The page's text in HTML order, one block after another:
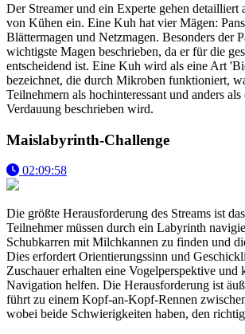
Der Streamer und ein Experte gehen detailliert
von Kühen ein. Eine Kuh hat vier Mägen:
Blättermagen und Netzmagen. Besonders der
wichtigste Magen beschrieben, da er für die
entscheidend ist. Eine Kuh wird als eine Art
bezeichnet, die durch Mikroben funktioniert,
Teilnehmern als hochinteressant und anders
Verdauung beschrieben wird.
Maislabyrinth-Challenge
02:09:58
Die größte Herausforderung des Streams ist
Teilnehmer müssen durch ein Labyrinth
Schubkarren mit Milchkannen zu finden und
Dies erfordert Orientierungssinn und
Zuschauer erhalten eine Vogelperspektive und
Navigation helfen. Die Herausforderung ist
führt zu einem Kopf-an-Kopf-Rennen
wobei beide Schwierigkeiten haben, den